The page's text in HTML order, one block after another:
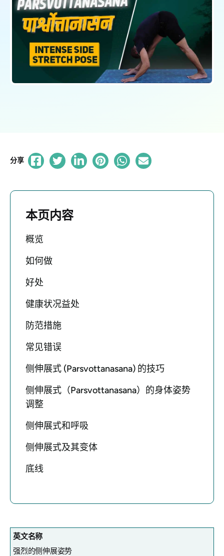
分享
本页内容
概览
如何做
好处
健康状况益处
防范措施
常见错误
侧伸展式 (Parsvottanasana) 的技巧
侧伸展式（Parsvottanasana）的身体姿势
调整
侧伸展式和呼吸
侧伸展式及其变体
底线
英文名称
强烈的侧伸展姿势